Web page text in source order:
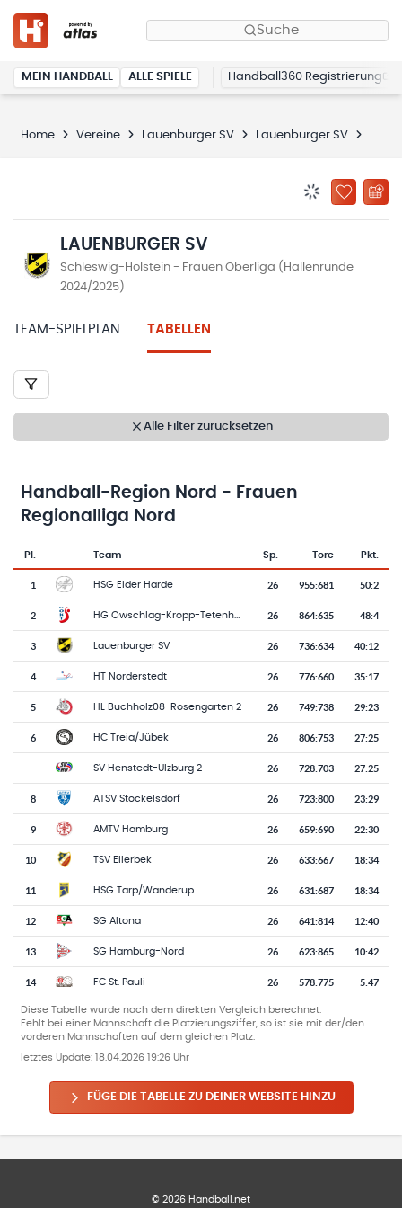
Suche
MEIN HANDBALL ALLE SPIELE Handball360 Registrierung
Home Vereine Lauenburger SV Lauenburger SV
ZU
LAUENBURGER SV
Schleswig-Holstein - Frauen Oberliga (Hallenrunde
2024/2025)
TEAM-SPIELPLAN TABELLEN
Alle Filter zurücksetzen
Handball-Region Nord - Frauen
Regionalliga Nord
Tabelle mit Vereinsplatzierungen, Spielen, Toren und Punkten
Pl.
Team-Logo
Team Sp. Tore Pkt.
1 HSG Eider Harde 26 955:681 50:2
2 26 864:635 48:4
3 Lauenburger SV 26 736:634 40:12
4 HT Norderstedt 26 776:660 35:17
5 HL Buchholz08-Rosengarten 2 26 749:738 29:23
6 HC Treia/Jübek 26 806:753 27:25
SV Henstedt-Ulzburg 2 26 728:703 27:25
8 ATSV Stockelsdorf 26 723:800 23:29
9 AMTV Hamburg 26 659:690 22:30
10 TSV Ellerbek 26 633:667 18:34
11 HSG Tarp/Wanderup 26 631:687 18:34
12 SG Altona 26 641:814 12:40
13 SG Hamburg-Nord 26 623:865 10:42
14 FC St. Pauli 26 578:775 5:47
Diese Tabelle wurde nach dem direkten Vergleich berechnet.
Fehlt bei einer Mannschaft die Platzierungsziffer, so ist sie mit der/den
vorderen Mannschaften auf dem gleichen Platz.
letztes Update: 18.04.2026 19:26 Uhr
FÜGE DIE TABELLE ZU DEINER WEBSITE HINZU
© 2026 Handball.net